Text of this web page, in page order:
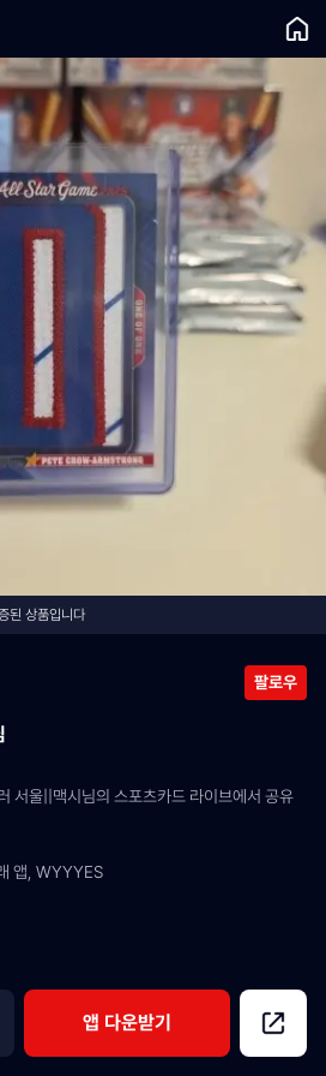
된 상품입니다
팔로우
서울||맥시님의 스포츠카드 라이브에서 공유
앱, WYYYES
앱 다운받기